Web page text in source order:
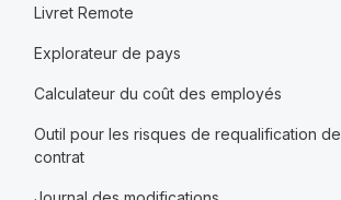
Livret Remote
Explorateur de pays
Calculateur du coût des employés
Outil pour les risques de requalification de
contrat